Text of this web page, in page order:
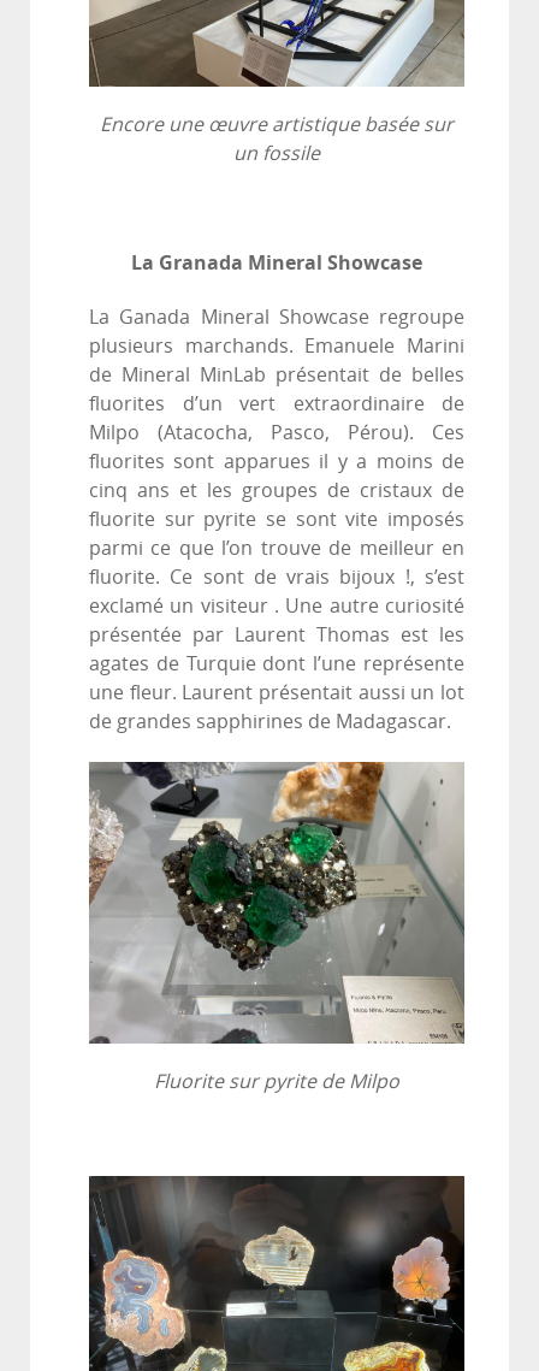
Encore une œuvre artistique basée sur
un fossile
La Granada Mineral Showcase
La Ganada Mineral Showcase regroupe
plusieurs marchands. Emanuele Marini
de Mineral MinLab présentait de belles
fluorites d’un vert extraordinaire de
Milpo (Atacocha, Pasco, Pérou). Ces
fluorites sont apparues il y a moins de
cinq ans et les groupes de cristaux de
fluorite sur pyrite se sont vite imposés
parmi ce que l’on trouve de meilleur en
fluorite. Ce sont de vrais bijoux !, s’est
exclamé un visiteur . Une autre curiosité
présentée par Laurent Thomas est les
agates de Turquie dont l’une représente
une fleur. Laurent présentait aussi un lot
de grandes sapphirines de Madagascar.
Fluorite sur pyrite de Milpo